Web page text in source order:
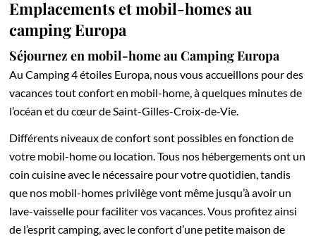
Emplacements et mobil-homes au
camping Europa
Séjournez en mobil-home au Camping Europa
Au Camping 4 étoiles Europa, nous vous accueillons pour des
vacances tout confort en mobil-home, à quelques minutes de
l’océan et du cœur de Saint-Gilles-Croix-de-Vie.
Différents niveaux de confort sont possibles en fonction de
votre mobil-home ou location. Tous nos hébergements ont un
coin cuisine avec le nécessaire pour votre quotidien, tandis
que nos mobil-homes privilège vont même jusqu’à avoir un
lave-vaisselle pour faciliter vos vacances. Vous profitez ainsi
de l’esprit camping, avec le confort d’une petite maison de